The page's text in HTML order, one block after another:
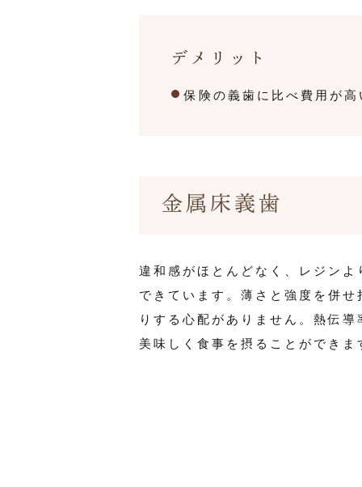
デメリット
保険の義歯に比べ費用が高
金属床義歯
違和感がほとんどなく、レジン
できています。薄さと強度を併
りする心配がありません。熱伝
美味しく食事を摂ることができま